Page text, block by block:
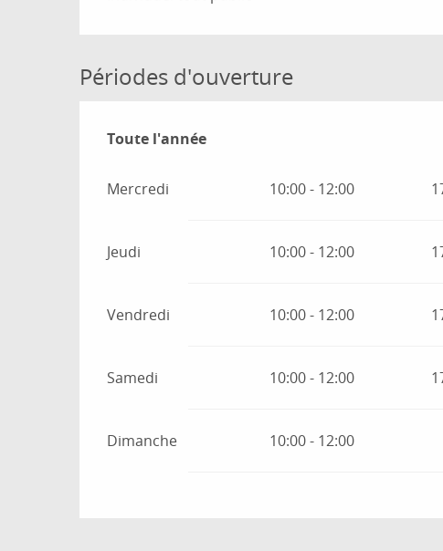
Périodes d'ouverture
Toute l'année
Toute l'année
Mercredi 10:00 - 12:00
Jeudi 10:00 - 12:00
Vendredi 10:00 - 12:00
Samedi 10:00 - 12:00
Dimanche 10:00 - 12:00